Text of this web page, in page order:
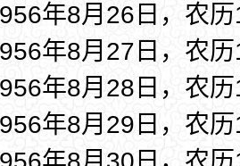
年8月26日，农
年8月27日，农
年8月28日，农
年8月29日，农